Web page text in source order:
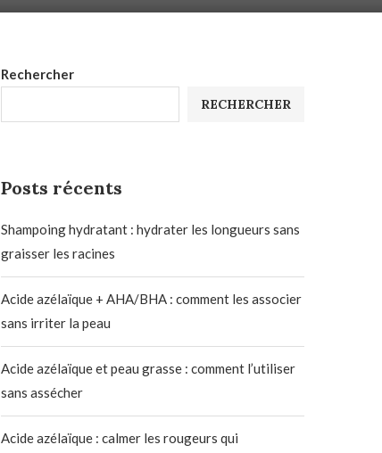
Rechercher
RECHERCHER
Posts récents
Shampoing hydratant : hydrater les longueurs sans
graisser les racines
Acide azélaïque + AHA/BHA : comment les associer
sans irriter la peau
Acide azélaïque et peau grasse : comment l’utiliser
sans assécher
Acide azélaïque : calmer les rougeurs qui